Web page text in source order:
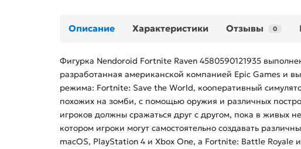
Описание Характеристики Отзывы 0
Фигурка Nendoroid Fortnite Raven 4580590121935
разработанная американской компанией Epic Games и
режима: Fortnite: Save the World, кооперативный
похожих на зомби, с помощью оружия и различных
игроков должны сражаться друг с другом, пока в живых
котором игроки могут самостоятельно создавать
macOS, PlayStation 4 и Xbox One, а Fortnite: Battle